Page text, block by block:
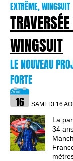
EXTRÊME, WINGSUIT
WINGSUIT
LE NOUVEAU
FORTE
SAMEDI 16
La
34